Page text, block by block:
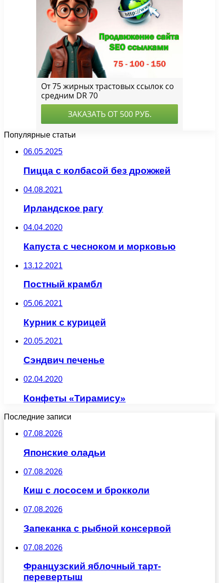
Популярные статьи
06.05.2025
Пицца с колбасой без дрожжей
04.08.2021
Ирландское рагу
04.04.2020
Капуста с чесноком и морковью
13.12.2021
Постный крамбл
05.06.2021
Курник с курицей
20.05.2021
Сэндвич печенье
02.04.2020
Конфеты «Тирамису»
Последние записи
07.08.2026
Японские оладьи
07.08.2026
Киш с лососем и брокколи
07.08.2026
Запеканка с рыбной консервой
07.08.2026
Французский яблочный тарт-
перевертыш